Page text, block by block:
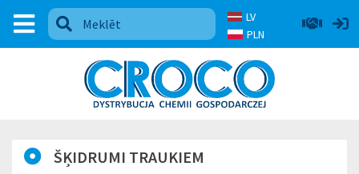
LV
PLN
ŠĶIDRUMI TRAUKIEM